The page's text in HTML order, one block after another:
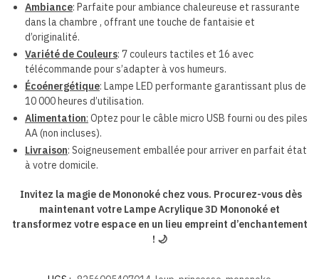
Ambiance: Parfaite pour ambiance chaleureuse et rassurante
dans la chambre , offrant une touche de fantaisie et
d’originalité.
Variété de Couleurs: 7 couleurs tactiles et 16 avec
télécommande pour s’adapter à vos humeurs.
Écoénergétique: Lampe LED performante garantissant plus de
10 000 heures d’utilisation.
Alimentation: Optez pour le câble micro USB fourni ou des piles
AA (non incluses).
Livraison: Soigneusement emballée pour arriver en parfait état
à votre domicile.
Invitez la magie de Mononoké chez vous. Procurez-vous dès
maintenant votre Lampe Acrylique 3D Mononoké et
transformez votre espace en un lieu empreint d’enchantement
! 🌙